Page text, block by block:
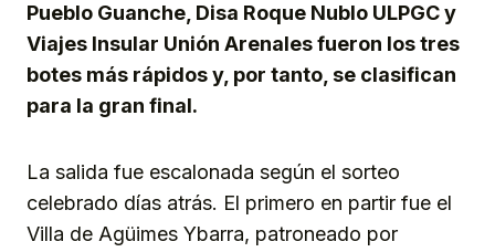
Pueblo Guanche, Disa Roque Nublo ULPGC y
Viajes Insular Unión Arenales fueron los tres
botes más rápidos y, por tanto, se clasifican
para la gran final.
La salida fue escalonada según el sorteo
celebrado días atrás. El primero en partir fue el
Villa de Agüimes Ybarra, patroneado por